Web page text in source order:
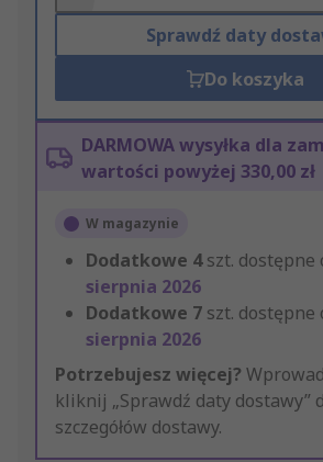
Sprawdź daty
Do koszyka
DARMOWA wysyłka dla
wartości powyżej 330,00 zł
W magazynie
Dodatkowe 4szt. dostępne
sierpnia 2026
Dodatkowe 7 szt. dostępne
sierpnia 2026
Potrzebujesz więcej?
kliknij „Sprawdź daty dostawy”
szczegółów dostawy.